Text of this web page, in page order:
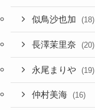
似鳥沙也加 (18)
長澤茉里奈 (20)
永尾まりや (19)
仲村美海 (16)